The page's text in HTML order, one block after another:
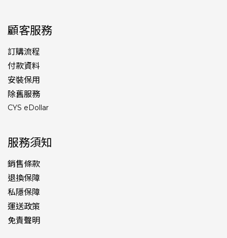
顧客服務
訂購流程
付款資料
安裝保用
除舊服務
CYS eDollar
服務須知
銷售條款
退換保障
私隱保障
運送政策
免責聲明